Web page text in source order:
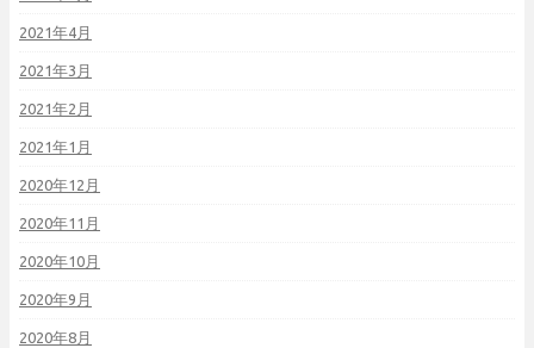
2021年4月
2021年3月
2021年2月
2021年1月
2020年12月
2020年11月
2020年10月
2020年9月
2020年8月